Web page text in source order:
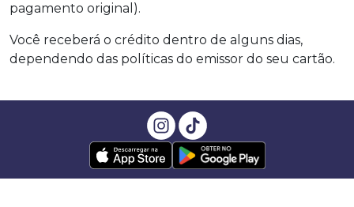
pagamento original).
Você receberá o crédito dentro de alguns dias,
dependendo das políticas do emissor do seu cartão.